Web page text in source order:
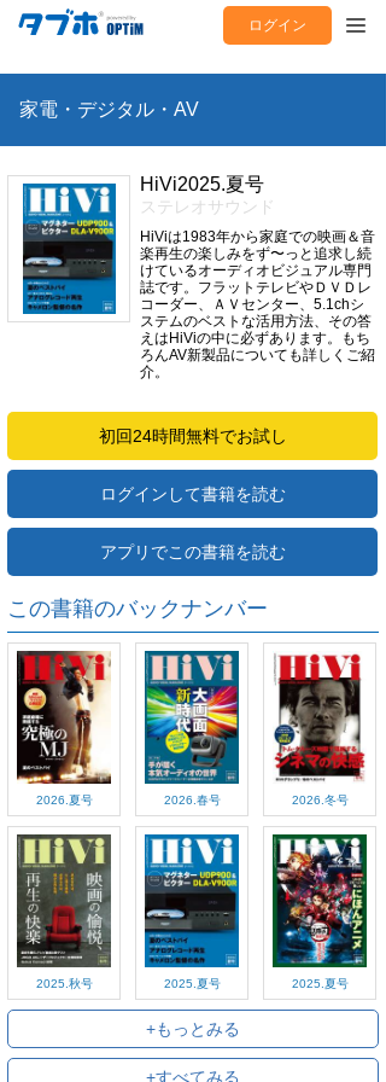
ログイン
家電・デジタル・AV
HiVi2025.夏号
ステレオサウンド
HiViは1983年から家庭での映画＆音
楽再生の楽しみをず〜っと追求し続
けているオーディオビジュアル専門
誌です。フラットテレビやＤＶＤレ
コーダー、ＡＶセンター、5.1chシ
ステムのベストな活用方法、その答
えはHiViの中に必ずあります。もち
ろんAV新製品についても詳しくご紹
介。
初回24時間無料でお試し
ログインして書籍を読む
アプリでこの書籍を読む
この書籍のバックナンバー
2026.夏号 2026.春号 2026.冬号
2025.秋号 2025.夏号 2025.夏号
+もっとみる
+すべてみる